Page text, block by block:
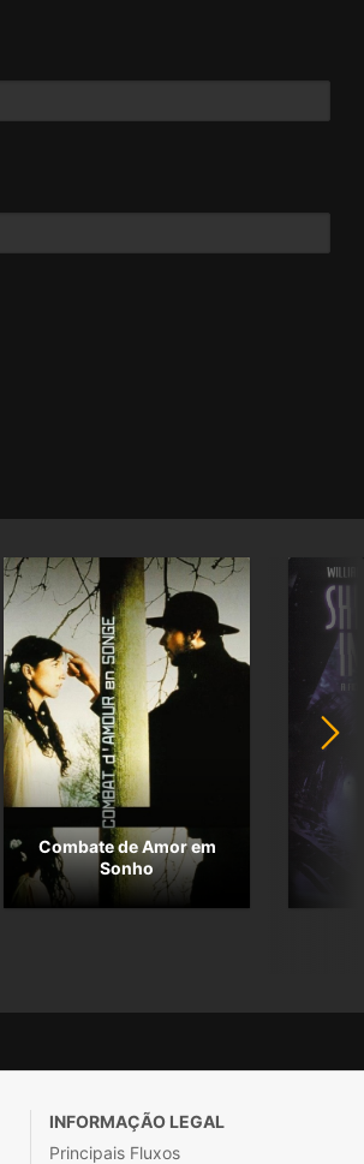
Combate de Amor em
Sonho
INFORMAÇÃO LEGAL
Principais Fluxos